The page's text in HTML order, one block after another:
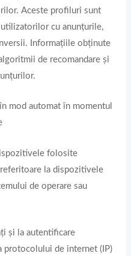
Aceste profiluri sunt
cu anunțurile,
Informațiile obținute
de recomandare și
mod automat în momentul
folosite
la dispozitivele
de operare sau
și la autentificare
protocolului de internet (IP)